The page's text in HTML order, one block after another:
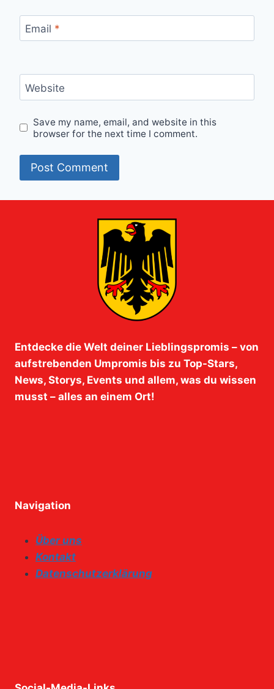
Email *
Website
Save my name, email, and website in this
browser for the next time I comment.
Entdecke die Welt deiner Lieblingspromis – von
aufstrebenden Umpromis bis zu Top-Stars,
News, Storys, Events und allem, was du wissen
musst – alles an einem Ort!
Navigation
Über uns
Kontakt
Datenschutzerklärung